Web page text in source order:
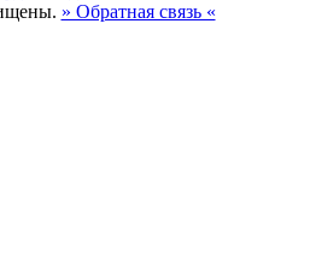
» Обратная связь «